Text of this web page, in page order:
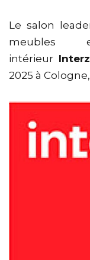
Le salon
meubles
intérieur
2025 à